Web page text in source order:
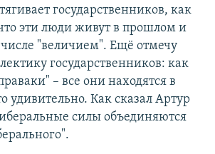
государственников, как
эти люди живут в прошлом и
"величием". Ещё отмечу
государственников: как
– все они находятся в
удивительно. Как сказал Артур
силы объединяются